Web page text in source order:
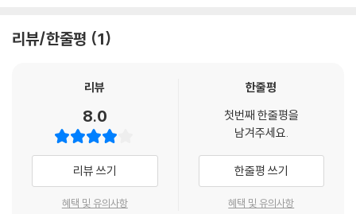
리뷰/한줄평 1
리뷰
8.0
리뷰 쓰기
혜택 및 유의사항
한줄평
첫번째 한줄평을
남겨주세요.
한줄평 쓰기
혜택 및 유의사항